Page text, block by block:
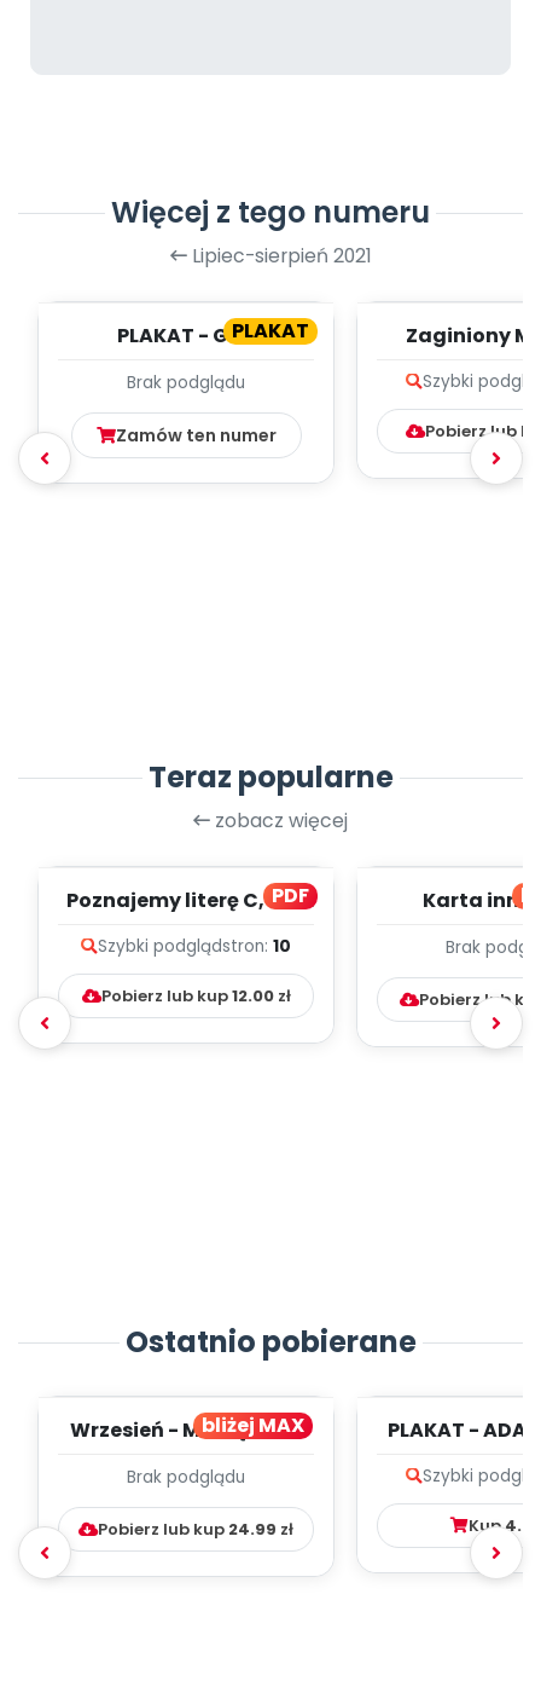
Więcej z tego numeru
Lipiec-sierpień 2021
PLAKAT
PLAKAT - GRA
KRÓLA
Brak podglądu
Zamów ten numer
Zaginiony
Szybki
Pobierz lub
Teraz popularne
zobacz więcej
PDF
Poznajemy literę C, cz. 1
Szybki podglądstron: 10
Pobierz lub kup12.00zł
Karta
Brak
Pobierz lub
Ostatnio pobierane
bliżej MAX
Wrzesień - MIESIĘCZNY
WYCHOWAWCZO –
DYDAKTYC...
Brak podglądu
Pobierz lub kup 24.99 zł
PLAKAT -
Szybki
Kup